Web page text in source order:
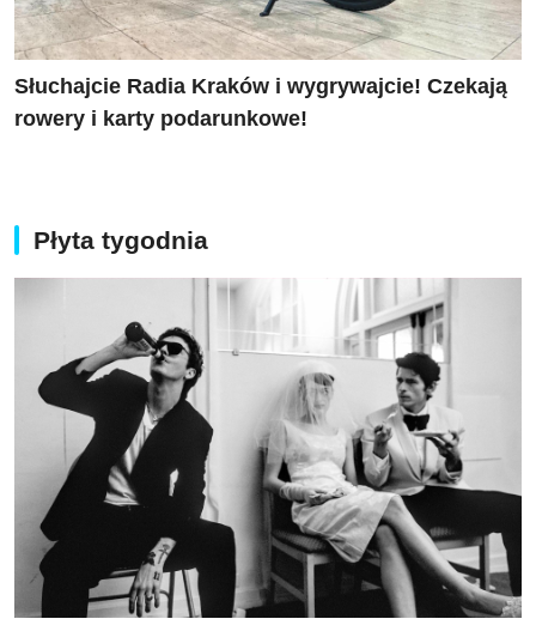
Słuchajcie Radia Kraków i wygrywajcie! Czekają
rowery i karty podarunkowe!
Płyta tygodnia